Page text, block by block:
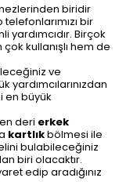
biridir
bir
yardımcıdır. Birçok
kullanışlı hem de
ve
yardımcılarınızdan
en büyük
deri erkek
kartlıkbölmesi ile
bulabileceğiniz
biri olacaktır.
edip aradığınız